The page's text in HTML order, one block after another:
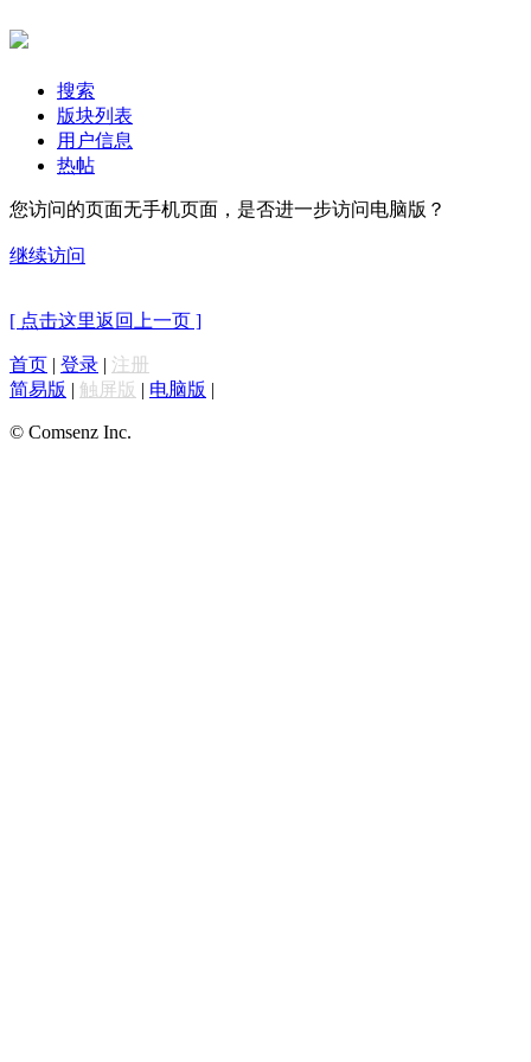
搜索
版块列表
用户信息
热帖
您访问的页面无手机页面，是否进一步访问电脑版？
继续访问
[ 点击这里返回上一页 ]
首页 | 登录 | 注册
简易版 | 触屏版 | 电脑版 |
© Comsenz Inc.